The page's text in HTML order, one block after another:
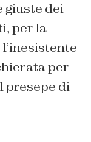
giuste dei
per la
per
presepe di